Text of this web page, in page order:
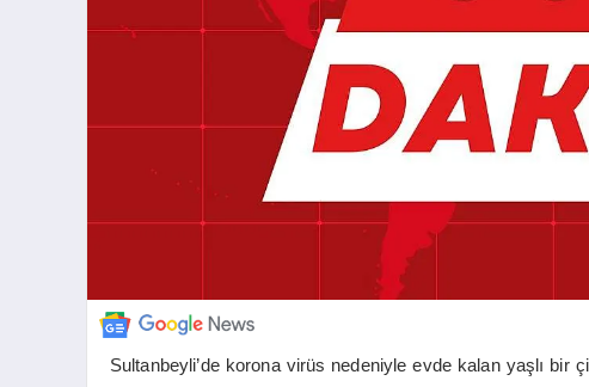
Sultanbeyli’de korona virüs nedeniyle evde kalan yaşlı bir